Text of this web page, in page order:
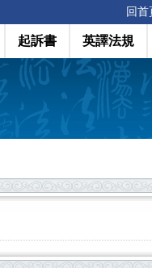
回首
起訴書 英譯法規